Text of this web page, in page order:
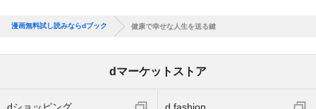
漫画無料試し読みならdブック 健康で幸せな人生を送る鍵
dマーケットストア
dショッピング d fashion